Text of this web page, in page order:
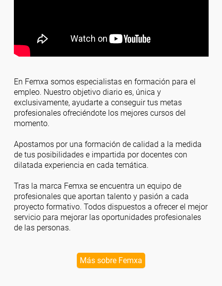
En Femxa somos especialistas en formación para el
empleo. Nuestro objetivo diario es, única y
exclusivamente, ayudarte a conseguir tus metas
profesionales ofreciéndote los mejores cursos del
momento.
Apostamos por una formación de calidad a la medida
de tus posibilidades e impartida por docentes con
dilatada experiencia en cada temática.
Tras la marca Femxa se encuentra un equipo de
profesionales que aportan talento y pasión a cada
proyecto formativo. Todos dispuestos a ofrecer el mejor
servicio para mejorar las oportunidades profesionales
de las personas.
Más sobre Femxa